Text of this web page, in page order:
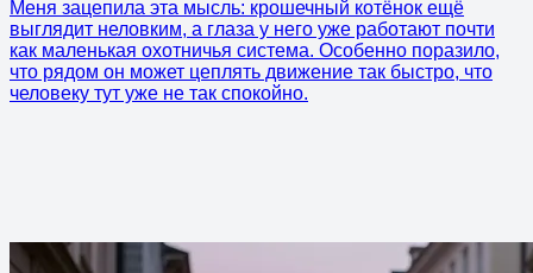
Меня зацепила эта мысль: крошечный котёнок ещё
выглядит неловким, а глаза у него уже работают почти
как маленькая охотничья система. Особенно поразило,
что рядом он может цеплять движение так быстро, что
человеку тут уже не так спокойно.